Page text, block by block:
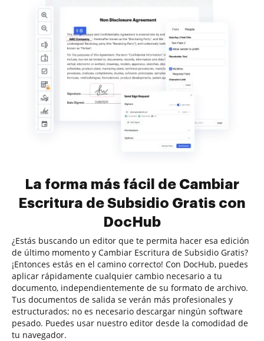
La forma más fácil de Cambiar
Escritura de Subsidio Gratis con
DocHub
¿Estás buscando un editor que te permita hacer esa edición
de último momento y Cambiar Escritura de Subsidio Gratis?
¡Entonces estás en el camino correcto! Con DocHub, puedes
aplicar rápidamente cualquier cambio necesario a tu
documento, independientemente de su formato de archivo.
Tus documentos de salida se verán más profesionales y
estructurados; no es necesario descargar ningún software
pesado. Puedes usar nuestro editor desde la comodidad de
tu navegador.